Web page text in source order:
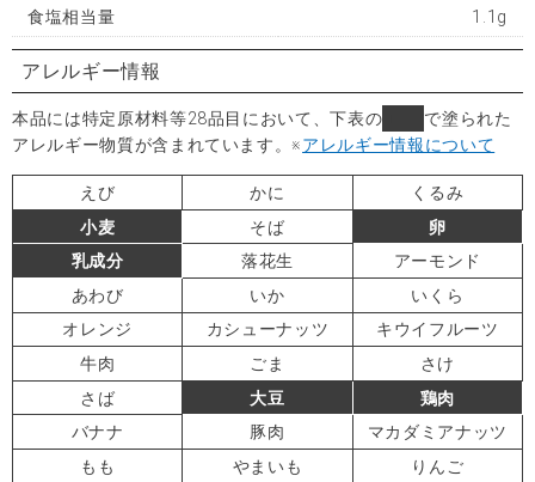
食塩相当量 1.1g
アレルギー情報
本品には特定原材料等28品目において、下表の
で塗られた
アレルギー物質が含まれています。※アレルギー情報について
えび かに
くるみ
小麦
そば
卵
乳成分
落花生
アーモンド
あわび
いか
いくら
オレンジ
カシューナッツ
キウイフルーツ
牛肉
ごま
さけ
さば
大豆
鶏肉
バナナ
豚肉
マカダミアナッツ
もも
やまいも
りんご